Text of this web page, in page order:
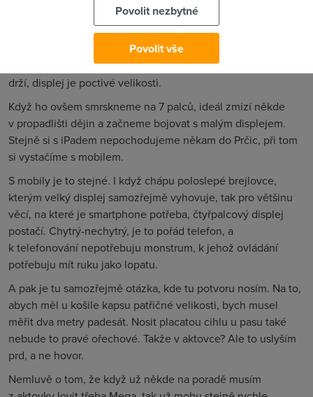
Přitom se „úspěšně“ stírají základní vlastnosti, které
z dotyčné periférie udělaly trhák. Tablet klasické velikosti,
řekněme iPad, samozřejmě není na práci nic moc, ale na
surfování, e-mail, písničky a filmy je téměř ideální. Slušně se
drží, displej je poctivé velikosti.
Když ho ovšem smrskneme na7 palců, ideál zmizí někde
v propadlišti dějin a začneme bojovat s malým displejem.
Stejně si s iPadem nepochodujeme někam do Prčic, při tom
si vystačíme s mobilem.
S mobily je to stejné. I když chápu poloslepé brejlovce,
kterým velký displej samozřejmě vyhovuje, tak pro většinu
věcí, na které je smartphone potřeba, čtyřpalcový displej
postačí. Chytrý-nechytrý, je to pořád telefon, a
k telefonování nepotřebuju monstrum, k jehož ovládání
potřebuju mít ruku jako lopatu.
A pak je tu samozřejmě otázka, kde tu potvoru nosím. Na to,
abych měl u košile kapsu patřičné velikosti, bych musel
měřit dva metry padesát. Nosit placatou cihlu u pasu také
nebude to pravé ořechové. Takže v aktovce? Ale to uslyším
prd, a ne hovor.
Nemluvě o tom, že když už někde na poradě musím
Povolit nezbytné
Povolit vše